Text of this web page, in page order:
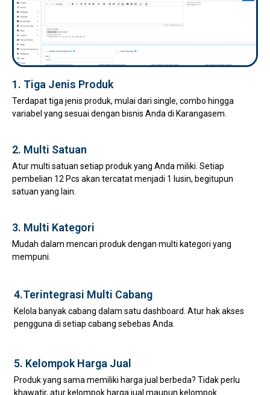
1. Tiga Jenis Produk
Terdapat tiga jenis produk, mulai dari single, combo hingga
variabel yang sesuai dengan bisnis Anda di Karangasem.
2. Multi Satuan
Atur multi satuan setiap produk yang Anda miliki. Setiap
pembelian 12 Pcs akan tercatat menjadi 1 lusin, begitupun
satuan yang lain.
3. Multi Kategori
Mudah dalam mencari produk dengan multi kategori yang
mempuni.
4.Terintegrasi Multi Cabang
Kelola banyak cabang dalam satu dashboard. Atur hak akses
pengguna di setiap cabang sebebas Anda.
5. Kelompok Harga Jual
Produk yang sama memiliki harga jual berbeda? Tidak perlu
khawatir, atur kelompok harga jual maupun kelompok